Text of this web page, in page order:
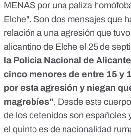
MENAS por una paliza
Elche". Son dos mensajes que
relación a una agresión que
alicantino de Elche el 25 de
la Policía Nacional de
cinco menores de entre 15 y
por esta agresión y niegan
magrebíes". Desde este
de los detenidos son españoles
el quinto es de nacionalidad